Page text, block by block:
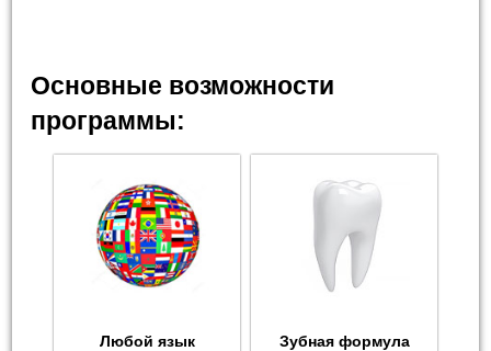
Основные возможности
программы:
Любой язык Зубная формула